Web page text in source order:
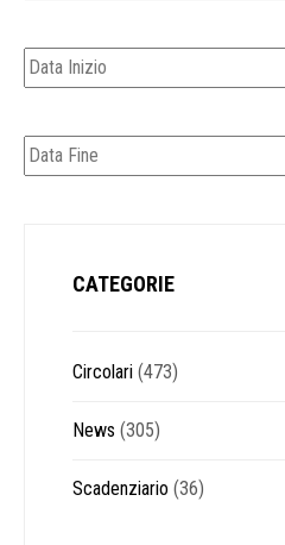
CATEGORIE
Circolari (473)
News (305)
Scadenziario (36)